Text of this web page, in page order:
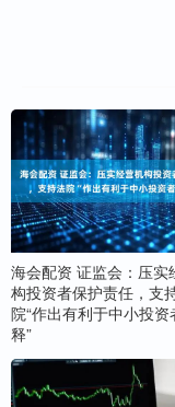
海会配资 证监会：压实
构投资者保护责任，支
院“作出有利于中小投资
释”